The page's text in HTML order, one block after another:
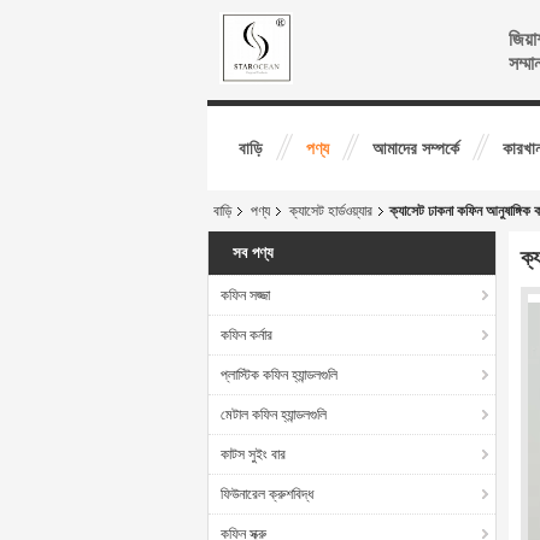
বাড়ি পণ্য আমাদের সম্পর্কে
বাড়ি পণ্য ক্যাসেট হার্ডওয়্যার ক্যাসেট ঢাকনা কফিন
সব পণ্য
কফিন সজ্জা
কফিন কর্নার
প্লাস্টিক কফিন হ্যান্ডলগুলি
মেটাল কফিন হ্যান্ডলগুলি
কাটস সুইং বার
ফিউনারেল ক্রুশবিদ্ধ
কফিন স্ক্রু